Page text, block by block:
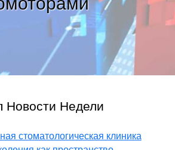
Новости Недели
стоматологическая клиника